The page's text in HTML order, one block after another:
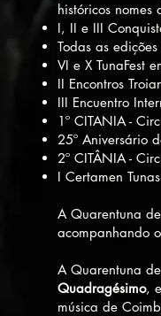
históricos
I, II e III
Todas as
VI e X TunaFest
II Encontros
III Encuentro
1º CITANIA -
25º Aniversário
2º CITÂNIA -
I Certamen
A Quarentuna
acompanhando
A Quarentuna
Quadragésimo,
música de